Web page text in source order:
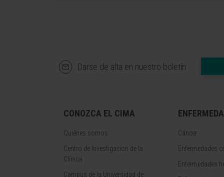
Darse de alta en nuestro boletín
CONOZCA EL CIMA
Quiénes somos
Centro de Investigacion de la
Clínica
Campus de la Universidad de
Cáncer
Enfermedades
Enfermedades